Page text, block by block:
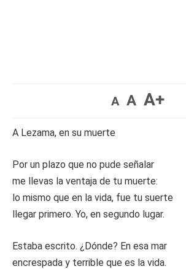
A A A+
A Lezama, en su muerte
Por un plazo que no pude señalar
me llevas la ventaja de tu muerte:
lo mismo que en la vida, fue tu suerte
llegar primero. Yo, en segundo lugar.
Estaba escrito. ¿Dónde? En esa mar
encrespada y terrible que es la vida.